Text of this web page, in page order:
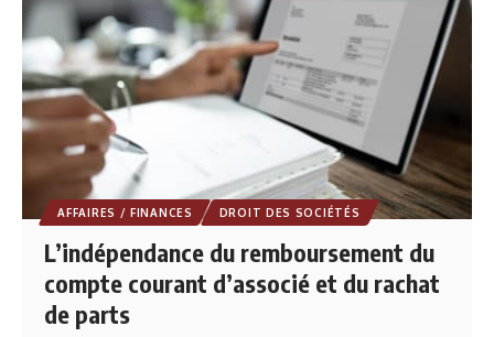
AFFAIRES / FINANCES DROIT DES SOCIÉTÉS
L’indépendance du remboursement du
compte courant d’associé et du rachat
de parts